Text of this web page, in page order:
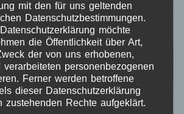
mit den für uns geltenden
Datenschutzbestimmungen.
möchte
die Öffentlichkeit über Art,
der von uns erhobenen,
verarbeiteten personenbezogenen
Ferner werden betroffene
dieser Datenschutzerklärung
zustehenden Rechte aufgeklärt.